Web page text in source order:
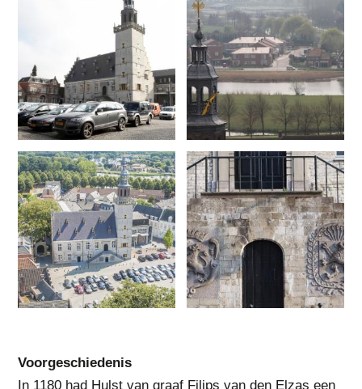
Voorgeschiedenis
In 1180 had Hulst van graaf Filips van den Elzas een